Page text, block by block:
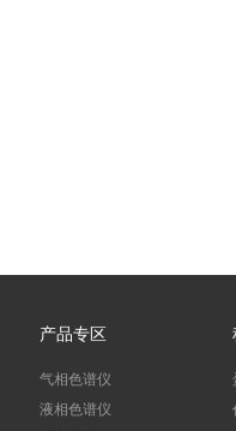
产品专区
气相色谱仪
液相色谱仪